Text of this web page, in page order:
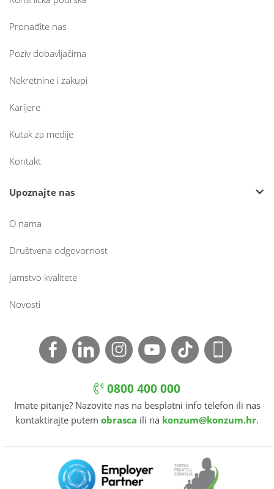
Pronađite nas
Poziv dobavljačima
Nekretnine i zakupi
Karijere
Kutak za medije
Kontakt
Upoznajte nas
O nama
Društvena odgovornost
Jamstvo kvalitete
Novosti
0800 400 000
Imate pitanje? Nazovite nas na besplatni info telefon ili nas
kontaktirajte putem obrasca ili na konzum@konzum.hr.